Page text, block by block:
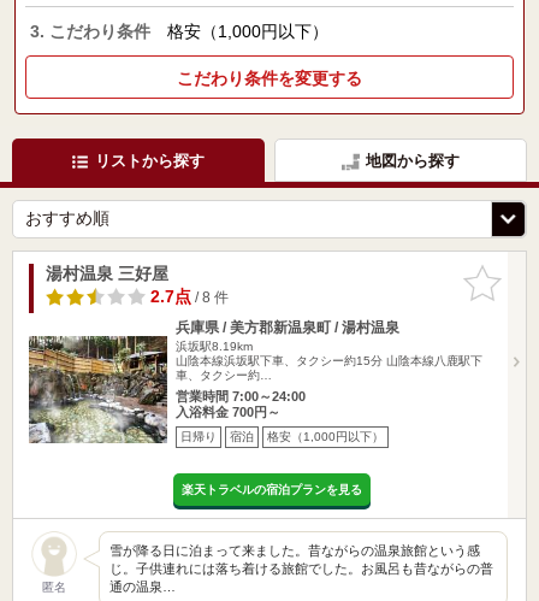
3. こだわり条件 格安（1,000円以下）
こだわり条件を変更する
リストから探す 地図から探す
お気に入
りに追加
湯村温泉 三好屋
2.7点/ 8 件
兵庫県 / 美方郡新温泉町 / 湯村温泉
浜坂駅8.19km
山陰本線浜坂駅下車、タクシー約15分 山陰本線八鹿駅下
車、タクシー約…
営業時間 7:00～24:00
入浴料金 700円～
日帰り 宿泊 格安（1,000円以下）
楽天トラベルの宿泊プランを見る
匿名
雪が降る日に泊まって来ました。昔ながらの温泉旅館という感
じ。子供連れには落ち着ける旅館でした。お風呂も昔ながらの普
通の温泉…